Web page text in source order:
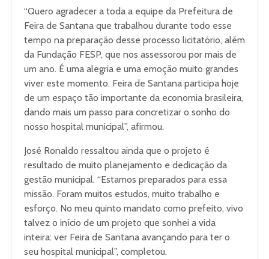
“Quero agradecer a toda a equipe da Prefeitura de
Feira de Santana que trabalhou durante todo esse
tempo na preparação desse processo licitatório, além
da Fundação FESP, que nos assessorou por mais de
um ano. É uma alegria e uma emoção muito grandes
viver este momento. Feira de Santana participa hoje
de um espaço tão importante da economia brasileira,
dando mais um passo para concretizar o sonho do
nosso hospital municipal”, afirmou.
José Ronaldo ressaltou ainda que o projeto é
resultado de muito planejamento e dedicação da
gestão municipal. “Estamos preparados para essa
missão. Foram muitos estudos, muito trabalho e
esforço. No meu quinto mandato como prefeito, vivo
talvez o início de um projeto que sonhei a vida
inteira: ver Feira de Santana avançando para ter o
seu hospital municipal”, completou.